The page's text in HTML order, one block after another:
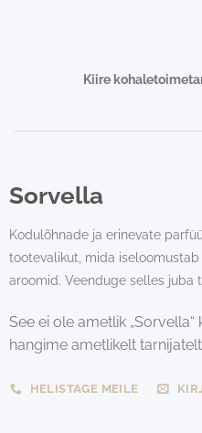
Kiire
Sorvella
Kodulõhnade ja erinevate
tootevalikut, mida
aroomid. Veenduge selles juba
See ei ole ametlik
hangime ametlikelt
HELISTAGE MEILE